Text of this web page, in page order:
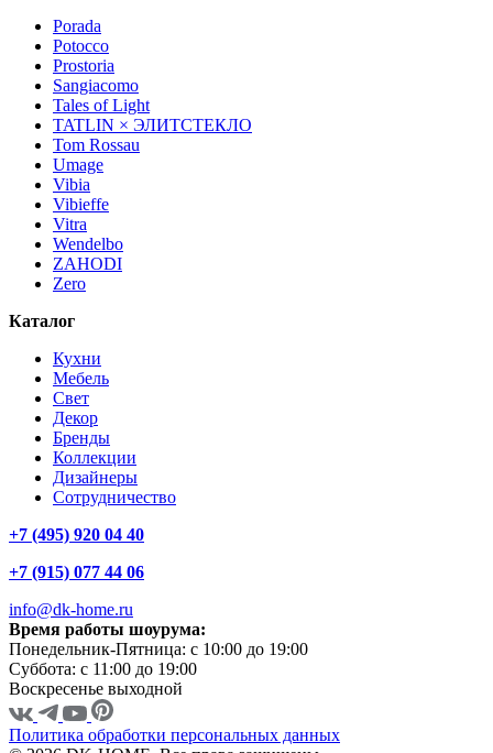
Porada
Potocco
Prostoria
Sangiacomo
Tales of Light
TATLIN × ЭЛИТСТЕКЛО
Tom Rossau
Umage
Vibia
Vibieffe
Vitra
Wendelbo
ZAHODI
Zero
Каталог
Кухни
Мебель
Свет
Декор
Бренды
Коллекции
Дизайнеры
Сотрудничество
+7 (495) 920 04 40
+7 (915) 077 44 06
info@dk-home.ru
Время работы шоурума:
Понедельник-Пятница: c 10:00 до 19:00
Суббота: c 11:00 до 19:00
Воскресенье выходной
Политика обработки персональных данных